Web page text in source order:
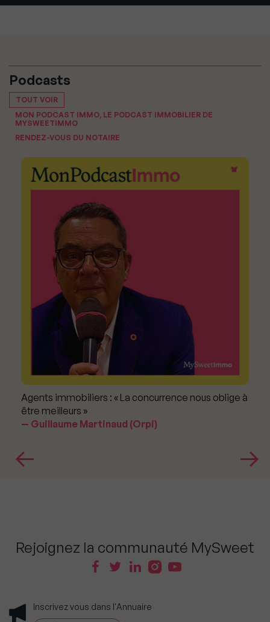
Podcasts
TOUT VOIR
MON PODCAST IMMO, LE PODCAST IMMOBILIER DE
MYSWEETIMMO
RENDEZ-VOUS DU NOTAIRE
Agents immobiliers : « La concurrence nous oblige à
être meilleurs »
Guillaume Martinaud (Orpi)
Rejoignez la communauté MySweet
Inscrivez vous dans l'Annuaire